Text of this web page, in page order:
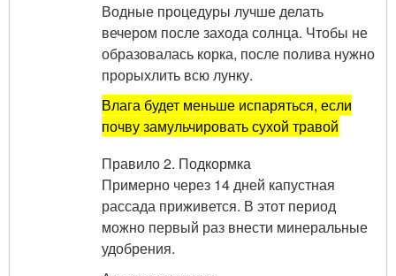
Водные процедуры лучше делать
вечером после захода солнца. Чтобы не
образовалась корка, после полива нужно
прорыхлить всю лунку.
Влага будет меньше испаряться, если
почву замульчировать сухой травой
Правило 2. Подкормка
Примерно через 14 дней капустная
рассада приживется. В этот период
можно первый раз внести минеральные
удобрения.